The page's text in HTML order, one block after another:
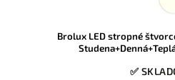
Brolux LED stropné
✅